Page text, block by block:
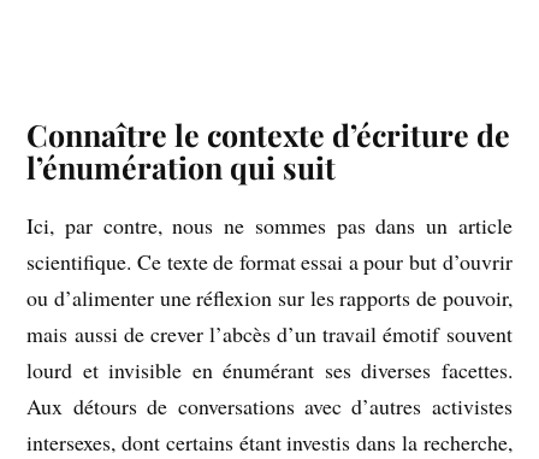
Connaître le contexte d’écriture de
l’énumération qui suit
Ici, par contre, nous ne sommes pas dans un article
scientifique. Ce texte de format essai a pour but d’ouvrir
ou d’alimenter une réflexion sur les rapports de pouvoir,
mais aussi de crever l’abcès d’un travail émotif souvent
lourd et invisible en énumérant ses diverses facettes.
Aux détours de conversations avec d’autres activistes
intersexes, dont certains étant investis dans la recherche,